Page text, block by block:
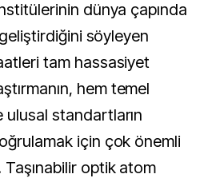
dünya çapında
söyleyen
tam hassasiyet
hem temel
ulusal standartların
için çok önemli
optik atom